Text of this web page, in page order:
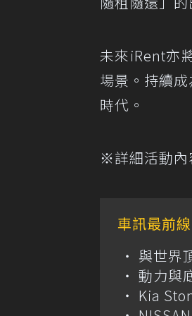
未來iRent亦
場景。持續
時代。
※詳細活動內
車訊最前線
與世界
動力與
Kia